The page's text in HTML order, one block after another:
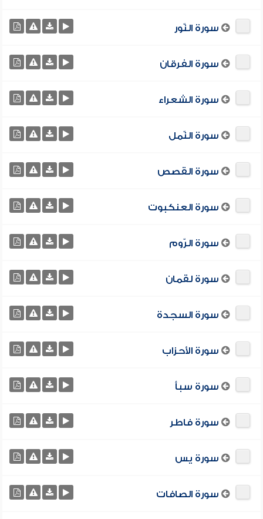
سورة النّور
سورة الفرقان
سورة الشعراء
سورة النّمل
سورة القصص
سورة العنكبوت
سورة الرّوم
سورة لقمان
سورة السجدة
سورة الأحزاب
سورة سبأ
سورة فاطر
سورة يس
سورة الصافات